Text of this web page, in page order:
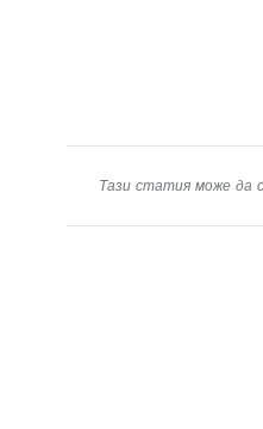
Тази статия може да